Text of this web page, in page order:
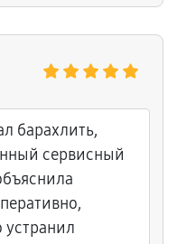
барахлить,
сервисный